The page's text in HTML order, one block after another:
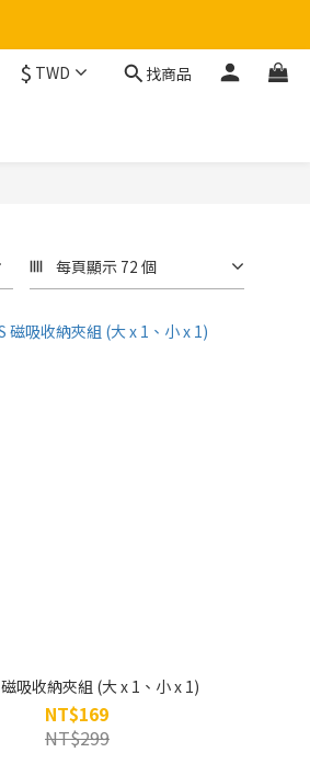
$ TWD 找商品
每頁顯示 72 個
LHiDS 磁吸收納夾組 (大 x 1、小 x 1)
NT$169
NT$299